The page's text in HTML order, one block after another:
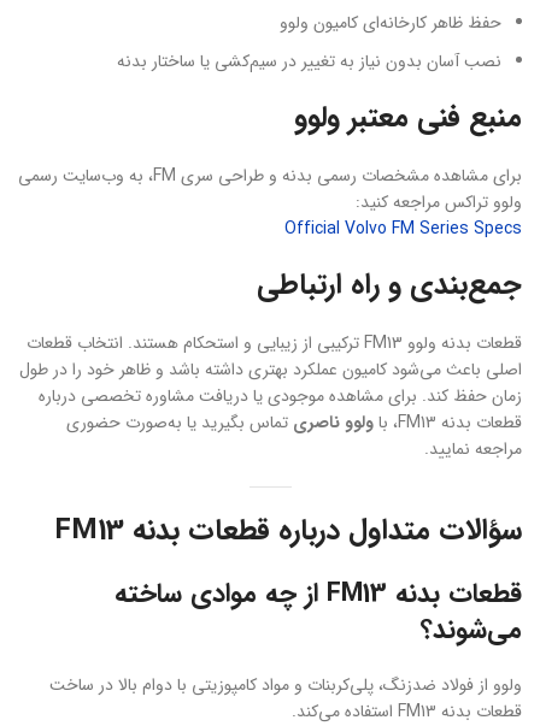
حفظ ظاهر کارخانه‌ای کامیون ولوو
نصب آسان بدون نیاز به تغییر در سیم‌کشی یا ساختار بدنه
منبع فنی معتبر ولوو
برای مشاهده مشخصات رسمی بدنه و طراحی سری FM، به وب‌سایت رسمی
ولوو تراکس مراجعه کنید:
Official Volvo FM Series Specs
جمع‌بندی و راه ارتباطی
قطعات بدنه ولوو FM13 ترکیبی از زیبایی و استحکام هستند. انتخاب قطعات
اصلی باعث می‌شود کامیون عملکرد بهتری داشته باشد و ظاهر خود را در طول
زمان حفظ کند. برای مشاهده موجودی یا دریافت مشاوره تخصصی درباره
قطعات بدنه FM13، با
ولوو ناصری تماس بگیرید یا به‌صورت حضوری
مراجعه نمایید.
سؤالات متداول درباره قطعات بدنه FM13
قطعات بدنه FM13 از چه موادی ساخته
می‌شوند؟
ولوو از فولاد ضدزنگ، پلی‌کربنات و مواد کامپوزیتی با دوام بالا در ساخت
قطعات بدنه FM13 استفاده می‌کند.